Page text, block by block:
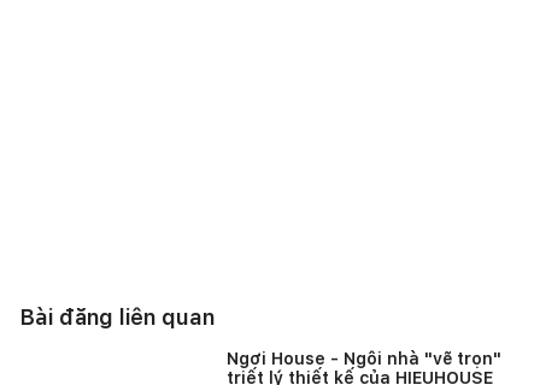
Bài đăng liên quan
Ngơi House - Ngôi nhà "vẽ trọn"
triết lý thiết kế của HIEUHOUSE